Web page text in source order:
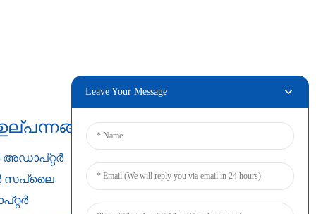
അഡാപ്റ്റർ
സപ്ലൈ
ബന്ധിപ്പിക്കുക
Leave Your Message